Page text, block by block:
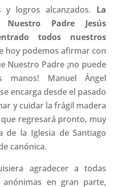
y logros alcanzados. La
Padre Jesús
todos nuestros
hoy podemos afirmar con
Nuestro Padre ¡no puede
manos! Manuel Ángel
encarga desde el pasado
y cuidar la frágil madera
que regresará pronto, muy
de la Iglesia de Santiago
canónica.
agradecer a todas
anónimas en gran parte,